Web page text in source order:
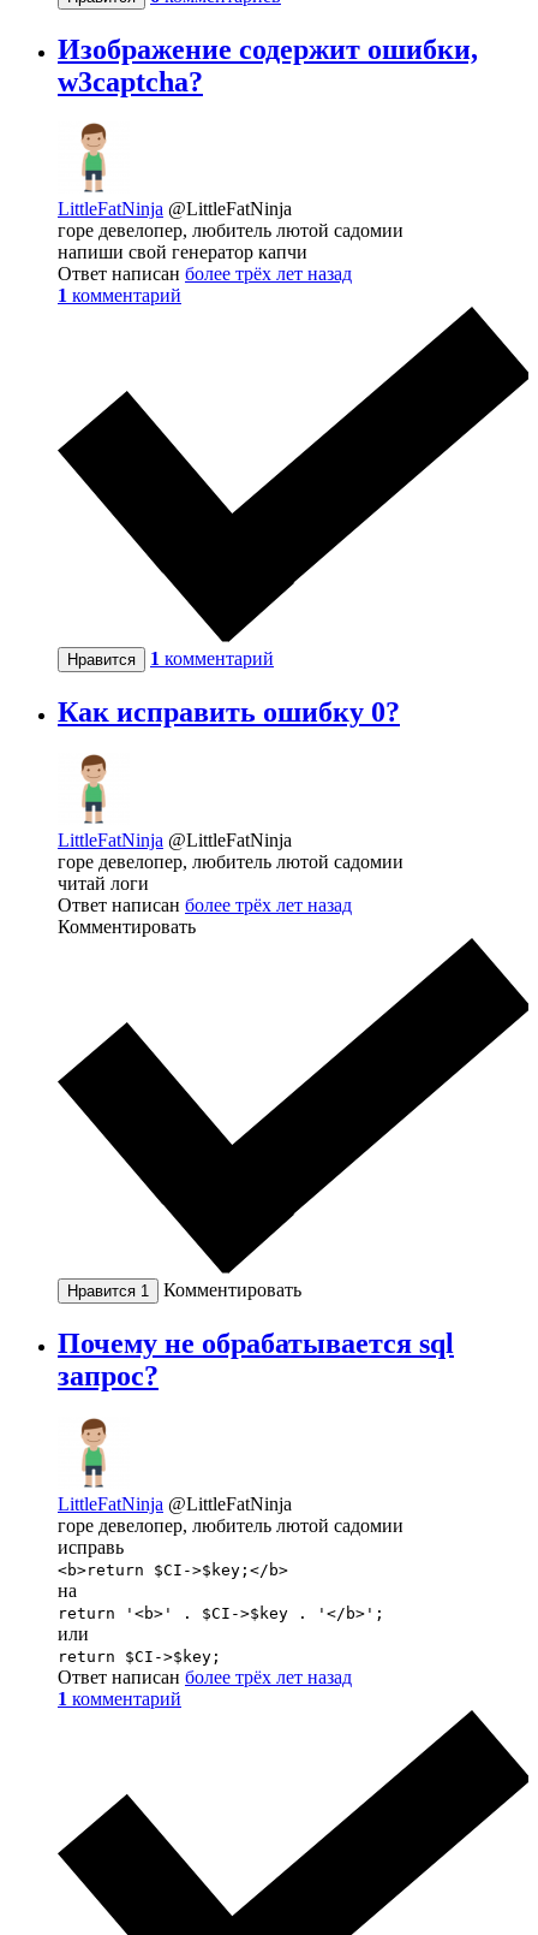
Изображение содержит ошибки,
w3captcha?
LittleFatNinja @LittleFatNinja
горе девелопер, любитель лютой садомии
напиши свой генератор капчи
Ответ написан более трёх лет назад
1 комментарий
Нравится 1 комментарий
Как исправить ошибку 0?
LittleFatNinja @LittleFatNinja
горе девелопер, любитель лютой садомии
читай логи
Ответ написан более трёх лет назад
Комментировать
Нравится 1 Комментировать
Почему не обрабатывается sql
запрос?
LittleFatNinja @LittleFatNinja
горе девелопер, любитель лютой садомии
исправь
<b>return $CI->$key;</b>
на
return '<b>' . $CI->$key . '</b>';
или
return $CI->$key;
Ответ написан более трёх лет назад
1 комментарий